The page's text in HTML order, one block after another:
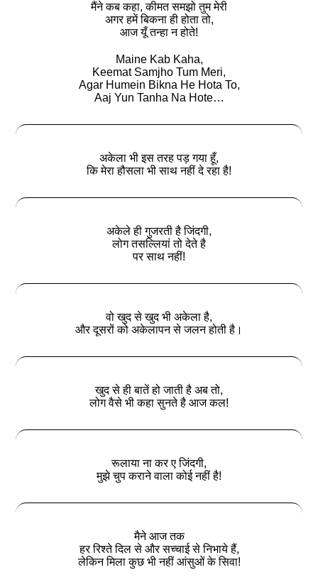
मैंने कब कहा, कीमत समझो तुम मेरी
अगर हमें बिकना ही होता तो,
आज यूँ तन्हा न होते!
Maine Kab Kaha,
Keemat Samjho Tum Meri,
Agar Humein Bikna He Hota To,
Aaj Yun Tanha Na Hote…
अकेला भी इस तरह पड़ गया हूँ,
कि मेरा हौसला भी साथ नहीं दे रहा है!
अकेले ही गुजरती है जिंदगी,
लोग तसल्लियां तो देते है
पर साथ नहीं!
वो खुद से खुद भी अकेला है,
और दूसरों को अकेलापन से जलन होती है।
खुद से ही बातें हो जाती है अब तो,
लोग वैसे भी कहा सुनते है आज कल!
रूलाया ना कर ए जिंदगी,
मुझे चुप कराने वाला कोई नहीं है!
मैने आज तक
हर रिश्‍ते दिल से और सच्चाई से निभाये हैं,
लेकिन मिला कुछ भी नहीं आंसुओं के सिवा!